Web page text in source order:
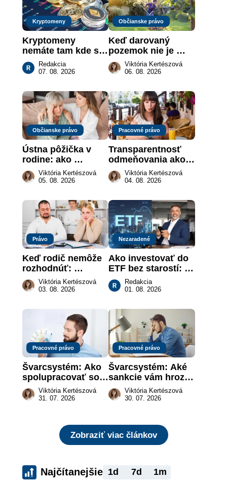
Kryptomeny
Kryptomeny
nemáte tam kde si
myslíte: Viete, kde
sa naozaj
Redakcia
07. 08. 2026
Občianske právo
Keď darovaný
pozemok nie je
„hotová vec“: kedy
môže darca žiadať
Viktória Kertészová
06. 08. 2026
Občianske právo
Ústna pôžička v
rodine: ako
vymôcť peniaze,
keď na papieri nie
Viktória Kertészová
05. 08. 2026
Pracovné právo
Transparentnosť
odmeňovania ako
právna povinnosť:
revolúcia na
práce
Viktória Kertészová
04. 08. 2026
Právo
Keď rodič nemôže
rozhodnúť:
nahradenie prejavu
vôle súdom v
Viktória Kertészová
03. 08. 2026
Nezaradené
Ako investovať do
ETF bez starostí:
Investičné plány,
ktoré urobia prácu
Redakcia
01. 08. 2026
Pracovné právo
Švarcsystém: Ako
spolupracovať so
živnostníkom
legálne a bez
Viktória Kertészová
31. 07. 2026
Pracovné právo
Švarcsystém: Aké
sankcie vám hrozia
a prečo nestačí
zaplatiť pokutu?
Viktória Kertészová
30. 07. 2026
Zobraziť viac článkov
Najčítanejšie 1d 7d 1m